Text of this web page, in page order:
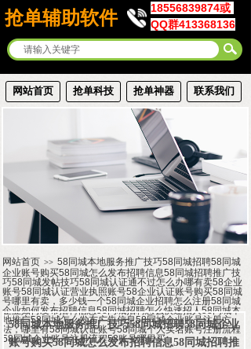
抢单辅助软件
18556839874或
QQ群413368136
网站首页 抢单科技 抢单神器 联系我们
网站首页 >> 58同城本地服务推广技巧58同城招聘58同城
企业账号购买58同城怎么发布招聘信息58同城招聘推广技
巧58同城发帖技巧58同城认证通不过怎么办哪有卖58企业
账号58同城认证营业执照账号58企业认证账号购买58同城
号哪里有卖，多少钱一个58同城企业招聘怎么注册58同城
企业如何发布招聘信息58同城招聘怎么快速招人58同城本
地推广58同城怎么发布广告信息58同城企业账号注册方
法；哪里有58同城认证账号58同城个人实名账号注册流程
58同城企业账号注册流程58账号哪里买
58同城本地服务推广技巧58同城招聘58同城企业
账号购买58同城怎么发布招聘信息58同城招聘推